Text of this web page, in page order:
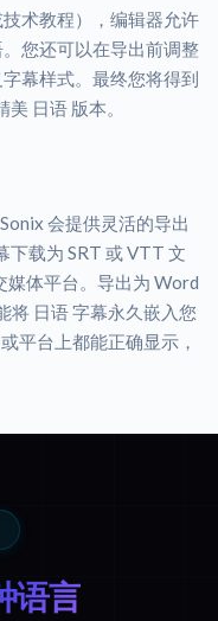
术教程），编辑器允许
您还可以在导出前调整
幕样式。最终您将得到
日语 版本。
会提供灵活的导出
下载为 SRT 或 VTT 文
媒体平台。导出为 Word
将 日语 字幕永久嵌入您
平台上都能正确显示，
语言